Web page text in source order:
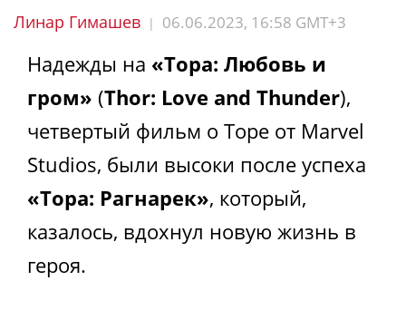
Линар Гимашев | 06.06.2023, 16:58 GMT+3
Надежды на «Тора: Любовь и
гром» (Thor: Love and Thunder),
четвертый фильм о Торе от Marvel
Studios, были высоки после успеха
«Тора: Рагнарек», который,
казалось, вдохнул новую жизнь в
героя.